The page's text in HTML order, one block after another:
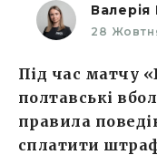
Валерія
28
Під час матчу
полтавські
правила
сплатити